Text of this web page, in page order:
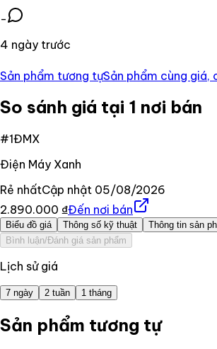
-
4 ngày trước
Sản phẩm tương tựSản phẩm cùng giá,
So sánh giá tại 1 nơi bán
#1ĐMX
Điện Máy Xanh
Rẻ nhấtCập nhật 05/08/2026
2.890.000 ₫Đến nơi bán
Biểu đồ giá Thông số kỹ thuật
Thông tin sản
Bình luận/Đánh giá sản phẩm
Lịch sử giá
7 ngày 2 tuần 1 tháng
Sản phẩm tương tự